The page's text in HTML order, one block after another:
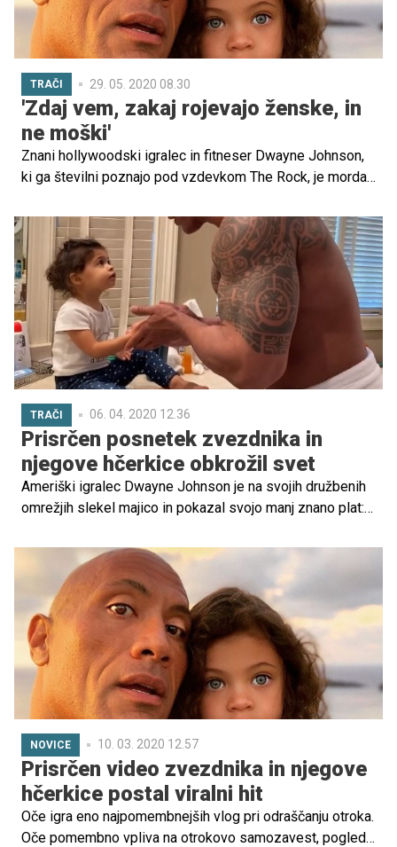
TRAČI 29. 05. 2020 08.30
'Zdaj vem, zakaj rojevajo ženske, in
ne moški'
Znani hollywoodski igralec in fitneser Dwayne Johnson,
ki ga številni poznajo pod vzdevkom The Rock, je morda
ki zasebne družinske trenutke pogosto deli tudi s svojimi
sledilci na družbenih omrežjih.
TRAČI 06. 04. 2020 12.36
Prisrčen posnetek zvezdnika in
njegove hčerkice obkrožil svet
Ameriški igralec Dwayne Johnson je na svojih družbenih
omrežjih slekel majico in pokazal svojo manj znano plat:
filma in jo naučil, kako in koliko časa mora zaradi
pandemije koronavirusa umivati roke.
NOVICE 10. 03. 2020 12.57
Prisrčen video zvezdnika in njegove
hčerkice postal viralni hit
Oče igra eno najpomembnejših vlog pri odraščanju otroka.
Oče pomembno vpliva na otrokovo samozavest, pogled